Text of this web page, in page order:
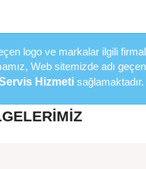
logo ve markalar ilgili
Web sitemizde adı
Hizmetisağlamaktadır.